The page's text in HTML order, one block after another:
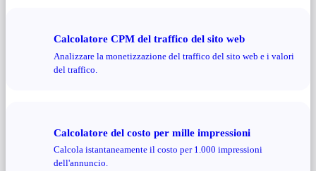
Calcolatore CPM del traffico del sito web
Analizzare la monetizzazione del traffico del sito web e i valori
del traffico.
Calcolatore del costo per mille impressioni
Calcola istantaneamente il costo per 1.000 impressioni
dell'annuncio.